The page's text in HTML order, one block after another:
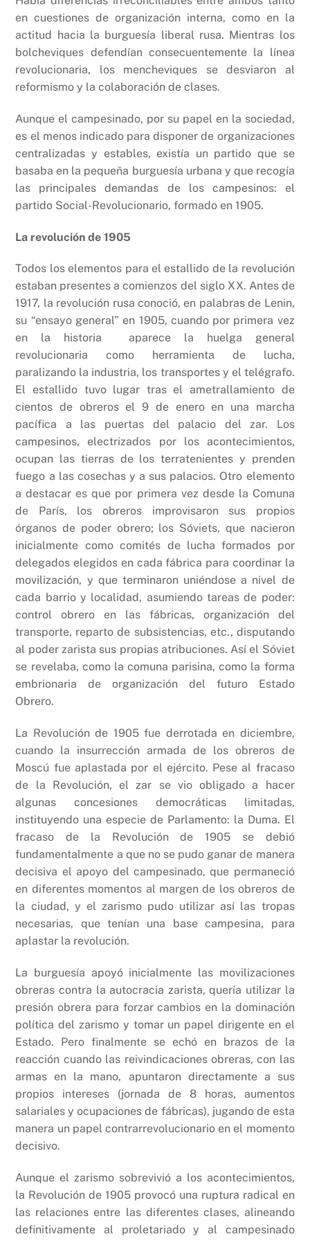
en cuestiones de organización interna, como en la
actitud hacia la burguesía liberal rusa. Mientras los
bolcheviques defendían consecuentemente la línea
revolucionaria, los mencheviques se desviaron al
reformismo y la colaboración de clases.
Aunque el campesinado, por su papel en la sociedad,
es el menos indicado para disponer de organizaciones
centralizadas y estables, existía un partido que se
basaba en la pequeña burguesía urbana y que recogía
las principales demandas de los campesinos: el
partido Social-Revolucionario, formado en 1905.
La revolución de 1905
Todos los elementos para el estallido de la revolución
estaban presentes a comienzos del siglo XX. Antes de
1917, la revolución rusa conoció, en palabras de Lenin,
su “ensayo general” en 1905, cuando por primera vez
en la historia aparece la huelga general
revolucionaria como herramienta de lucha,
paralizando la industria, los transportes y el telégrafo.
El estallido tuvo lugar tras el ametrallamiento de
cientos de obreros el 9 de enero en una marcha
pacífica a las puertas del palacio del zar. Los
campesinos, electrizados por los acontecimientos,
ocupan las tierras de los terratenientes y prenden
fuego a las cosechas y a sus palacios. Otro elemento
a destacar es que por primera vez desde la Comuna
de París, los obreros improvisaron sus propios
órganos de poder obrero; los Sóviets, que nacieron
inicialmente como comités de lucha formados por
delegados elegidos en cada fábrica para coordinar la
movilización, y que terminaron uniéndose a nivel de
cada barrio y localidad, asumiendo tareas de poder:
control obrero en las fábricas, organización del
transporte, reparto de subsistencias, etc., disputando
al poder zarista sus propias atribuciones. Así el Sóviet
se revelaba, como la comuna parisina, como la forma
embrionaria de organización del futuro Estado
Obrero.
La Revolución de 1905 fue derrotada en diciembre,
cuando la insurrección armada de los obreros de
Moscú fue aplastada por el ejército. Pese al fracaso
de la Revolución, el zar se vio obligado a hacer
algunas concesiones democráticas limitadas,
instituyendo una especie de Parlamento: la Duma. El
fracaso de la Revolución de 1905 se debió
fundamentalmente a que no se pudo ganar de manera
decisiva el apoyo del campesinado, que permaneció
en diferentes momentos al margen de los obreros de
la ciudad, y el zarismo pudo utilizar así las tropas
necesarias, que tenían una base campesina, para
aplastar la revolución.
La burguesía apoyó inicialmente las movilizaciones
obreras contra la autocracia zarista, quería utilizar la
presión obrera para forzar cambios en la dominación
política del zarismo y tomar un papel dirigente en el
Estado. Pero finalmente se echó en brazos de la
reacción cuando las reivindicaciones obreras, con las
armas en la mano, apuntaron directamente a sus
propios intereses (jornada de 8 horas, aumentos
salariales y ocupaciones de fábricas), jugando de esta
manera un papel contrarrevolucionario en el momento
decisivo.
Aunque el zarismo sobrevivió a los acontecimientos,
la Revolución de 1905 provocó una ruptura radical en
las relaciones entre las diferentes clases, alineando
definitivamente al proletariado y al campesinado